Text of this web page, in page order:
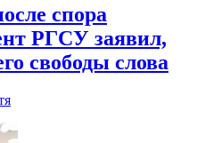
спора
РГСУ заявил,
свободы слова